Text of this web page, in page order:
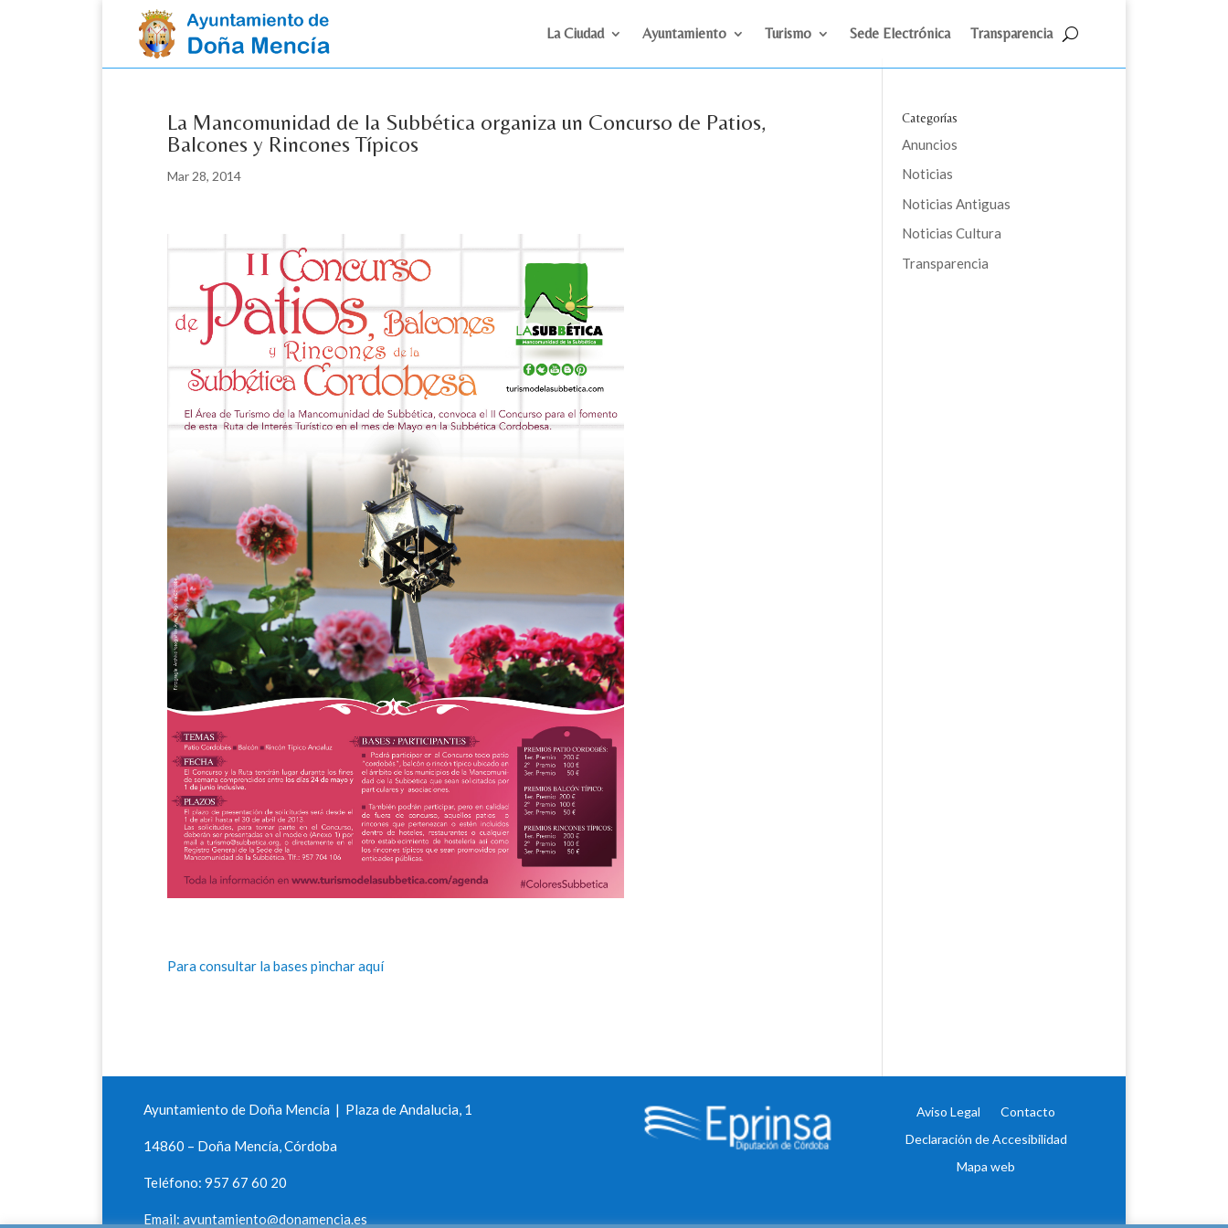
La Ciudad Ayuntamiento Turismo Sede Electrónica Transparencia
La Mancomunidad de la Subbética organiza un Concurso de Patios,
Balcones y Rincones Típicos
Mar 28, 2014
Para consultar la bases pinchar aquí
Categorías
Anuncios
Noticias
Noticias Antiguas
Noticias Cultura
Transparencia
Ayuntamiento de Doña Mencía | Plaza de Andalucia, 1
14860 – Doña Mencía, Córdoba
Teléfono: 957 67 60 20
Email: ayuntamiento@donamencia.es
Aviso Legal
Contacto
Declaración de Accesibilidad
Mapa web